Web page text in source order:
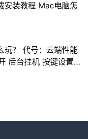
安装教程 Mac电脑怎
玩？ 代号：云端性能
后台挂机 按键设置